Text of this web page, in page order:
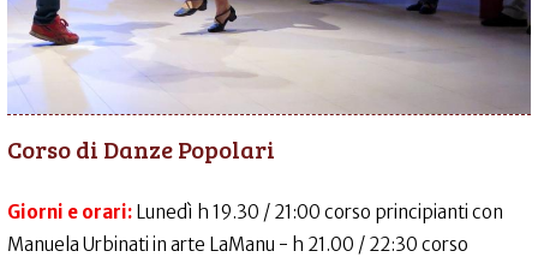
Corso di Danze Popolari
Giorni e orari: Lunedì h 19.30 / 21:00 corso principianti con
Manuela Urbinati in arte LaManu - h 21.00 / 22:30 corso